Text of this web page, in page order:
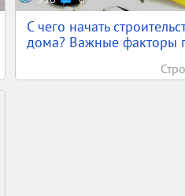
С чего начать
дома? Важные факторы